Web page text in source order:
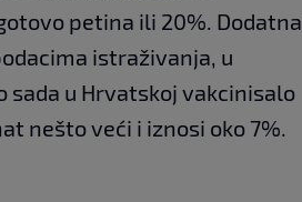
petina ili 20%. Dodatna
istraživanja, u
sada u Hrvatskoj vakcinisalo
nešto veći i iznosi oko 7%.